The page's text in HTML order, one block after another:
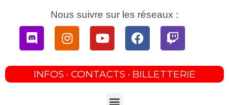
Nous suivre sur les réseaux :
DiscordInstagramYoutubeFacebookTwitch
INFOS · CONTACTS · BILLETTERIE
Menu